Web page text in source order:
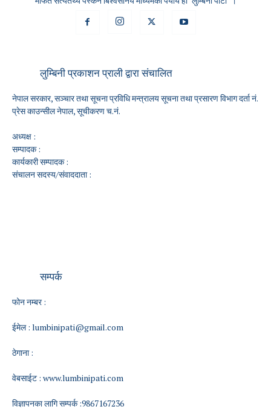
लुम्बिनी प्रकाशन प्राली द्वारा संचालित
नेपाल सरकार, सञ्चार तथा सूचना प्रविधि मन्त्रालय सूचना तथा प्रसारण विभाग दर्ता नं.
प्रेस काउन्सील नेपाल, सूचीकरण च.नं.
अध्यक्ष :
सम्पादक :
कार्यकारी सम्पादक :
संचालन सदस्य/संवाददाता :
सम्पर्क
फोन नम्बर :
ईमेल : lumbinipati@gmail.com
ठेगाना :
वेबसाईट : www.lumbinipati.com
विज्ञापनका लागि सम्पर्क :9867167236